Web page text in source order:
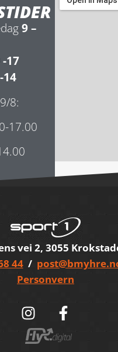
9 –
-17
14
8:
17.00
vei 2, 3055
44/
Personvern